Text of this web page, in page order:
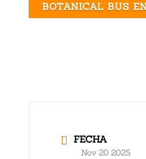
BOTANICAL BUS
FECHA
Nov 20 2025